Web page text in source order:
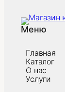
Меню
Главная
Каталог
О нас
Услуги